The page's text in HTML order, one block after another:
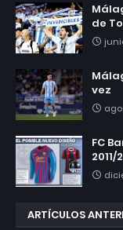
de
vez
FC
2011/
ARTÍCULOS